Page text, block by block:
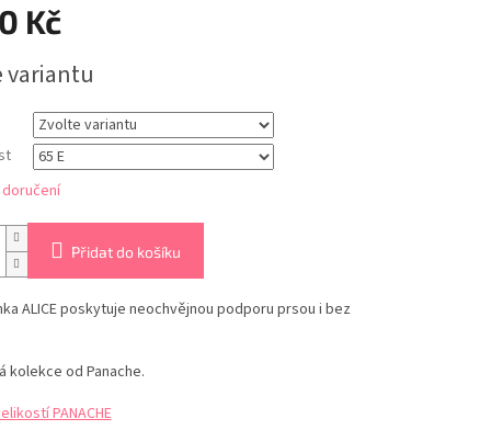
Kč
variantu
Přidat do košíku
ALICE poskytuje neochvějnou podporu prsou i bez
kolekce od Panache.
PANACHE